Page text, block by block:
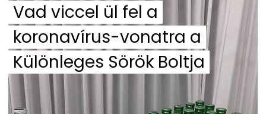
Vad viccel ül fel a
koronavírus-vonatra a
Különleges Sörök Boltja